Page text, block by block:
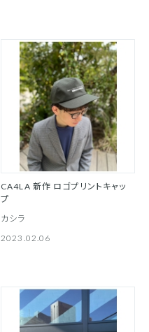
CA4LA 新作 ロゴプリントキャッ
プ
カシラ
2023.02.06